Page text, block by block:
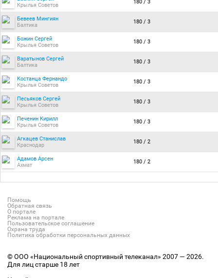
Крылья Советов
180 / 3
Бевеев Мингиян
Балтика
180 / 3
Божин Сергей
Крылья Советов
180 / 3
Варатынов Сергей
Балтика
180 / 3
Костанца Фернандо
Крылья Советов
180 / 3
Песьяков Сергей
Крылья Советов
180 / 3
Печенин Кирилл
Крылья Советов
180 / 3
Агкацев Станислав
Краснодар
180 / 2
Адамов Арсен
Ахмат
180 / 2
Помощь
Обратная связь
О портале
Реклама на портале
Пользовательское соглашение
Охрана труда
Политика обработки персональных данных
© ООО «Национальный спортивный телеканал» 2007 — 2026.
Для лиц старше 18 лет